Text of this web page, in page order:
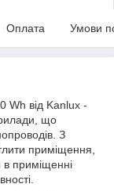
Оплата Умови
Wh від Kanlux -
що
З
приміщення,
в приміщенні